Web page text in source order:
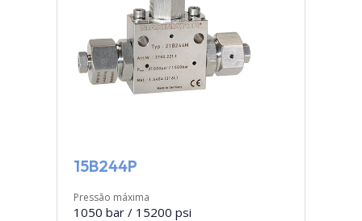
15B244P
Pressão máxima
1050 bar / 15200 psi